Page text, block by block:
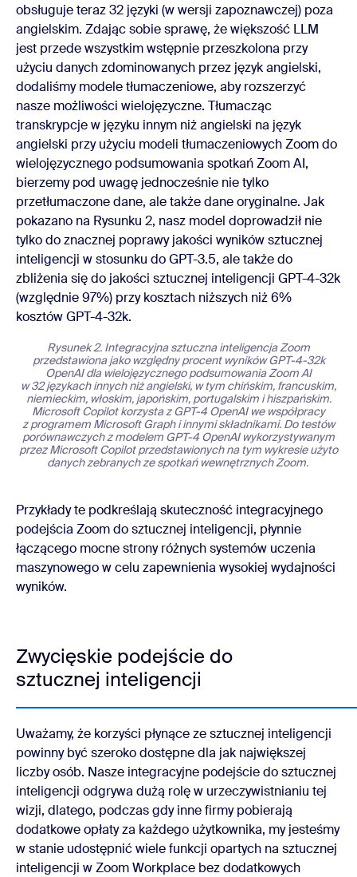
obsługuje teraz 32 języki (w wersji zapoznawczej) poza
angielskim. Zdając sobie sprawę, że większość LLM
jest przede wszystkim wstępnie przeszkolona przy
użyciu danych zdominowanych przez język angielski,
dodaliśmy modele tłumaczeniowe, aby rozszerzyć
nasze możliwości wielojęzyczne. Tłumacząc
transkrypcje w języku innym niż angielski na język
angielski przy użyciu modeli tłumaczeniowych Zoom do
wielojęzycznego podsumowania spotkań Zoom AI,
bierzemy pod uwagę jednocześnie nie tylko
przetłumaczone dane, ale także dane oryginalne. Jak
pokazano na Rysunku 2, nasz model doprowadził nie
tylko do znacznej poprawy jakości wyników sztucznej
inteligencji w stosunku do GPT-3.5, ale także do
zbliżenia się do jakości sztucznej inteligencji GPT-4-32k
(względnie 97%) przy kosztach niższych niż 6%
kosztów GPT-4-32k.
Rysunek 2. Integracyjna sztuczna inteligencja Zoom
przedstawiona jako względny procent wyników GPT-4-32k
OpenAI dla wielojęzycznego podsumowania Zoom AI
w 32 językach innych niż angielski, w tym chińskim, francuskim,
niemieckim, włoskim, japońskim, portugalskim i hiszpańskim.
Microsoft Copilot korzysta z GPT-4 OpenAI we współpracy
z programem Microsoft Graph i innymi składnikami. Do testów
porównawczych z modelem GPT-4 OpenAI wykorzystywanym
przez Microsoft Copilot przedstawionych na tym wykresie użyto
danych zebranych ze spotkań wewnętrznych Zoom.
Przykłady te podkreślają skuteczność integracyjnego
podejścia Zoom do sztucznej inteligencji, płynnie
łączącego mocne strony różnych systemów uczenia
maszynowego w celu zapewnienia wysokiej wydajności
wyników.
Zwycięskie podejście do
sztucznej inteligencji
Uważamy, że korzyści płynące ze sztucznej inteligencji
powinny być szeroko dostępne dla jak największej
liczby osób. Nasze integracyjne podejście do sztucznej
inteligencji odgrywa dużą rolę w urzeczywistnianiu tej
wizji, dlatego, podczas gdy inne firmy pobierają
dodatkowe opłaty za każdego użytkownika, my jesteśmy
w stanie udostępnić wiele funkcji opartych na sztucznej
inteligencji w Zoom Workplace bez dodatkowych